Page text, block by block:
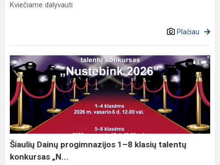
Kviečiame dalyvauti
Plačiau
Šiaulių
Dainų
progimnazijos
1–
8
klasių
talentų
konkursas
„N...
Šiaulių Dainų progimnazijos 1–8 klasių talentų
konkursas „N...